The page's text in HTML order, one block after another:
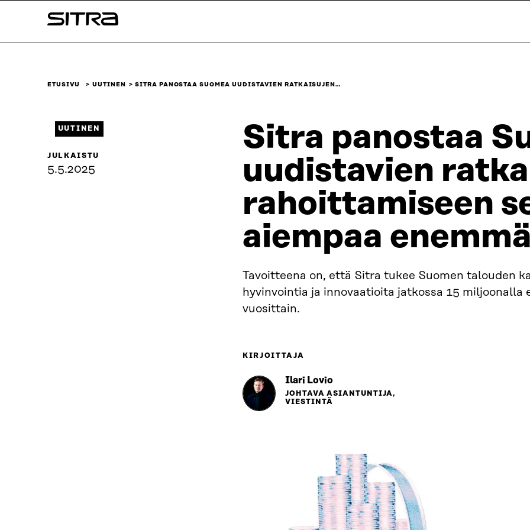
sisältöön
Sitra
ETUSIVU UUTINEN SITRA PANOSTAA SUOMEA UUDISTAVIEN RATKAISUJEN…
Sitra panostaa
uudistavien
rahoittamiseen
aiempaa
Tavoitteena on, että Sitra tukee Suomen talouden
hyvinvointia ja innovaatioita jatkossa 15 miljoonalla
vuosittain.
KIRJOITTAJA
Ilari Lovio
JOHTAVA ASIANTUNTIJA,
VIESTINTÄ
UUTINEN
JULKAISTU
5.5.2025